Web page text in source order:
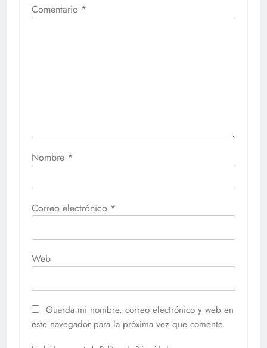
Comentario *
Nombre *
Correo electrónico *
Web
Guarda mi nombre, correo electrónico y web en
este navegador para la próxima vez que comente.